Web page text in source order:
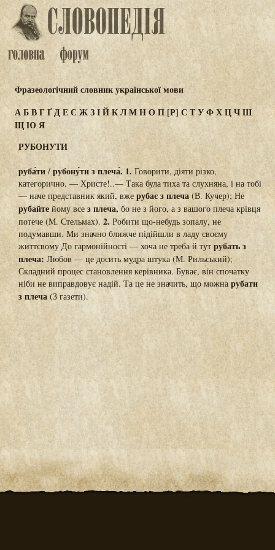
Фразеологічний словник української мови
АБВГҐДЕЄ ЖЗІЙКЛМНОП[Р] С ТУФХЦЧШ
ЩЮ Я
РУБОНУТИ
руба́ти /рубону́ти з плеча́. 1. Говорити, діяти різко,
категорично. — Христе!..— Така була тиха та слухняна, і на тобі
— наче представник який, вже рубає з плеча (В. Кучер); Не
рубайте йому все з плеча, бо не з його, а з вашого плеча крівця
потече (М. Стельмах).2.Робити що-небудь зопалу, не
подумавши. Ми значно ближче підійшли в ладу своєму
життєвому До гармонійності — хоча не треба й тут рубать з
плеча: Любов — це досить мудра штука (М. Рильський);
Складний процес становлення керівника. Буває, він спочатку
ніби не виправдовує надій. Та це не значить, що можна рубати
з плеча (З газети).